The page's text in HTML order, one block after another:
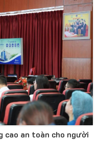
cao an toàn cho người